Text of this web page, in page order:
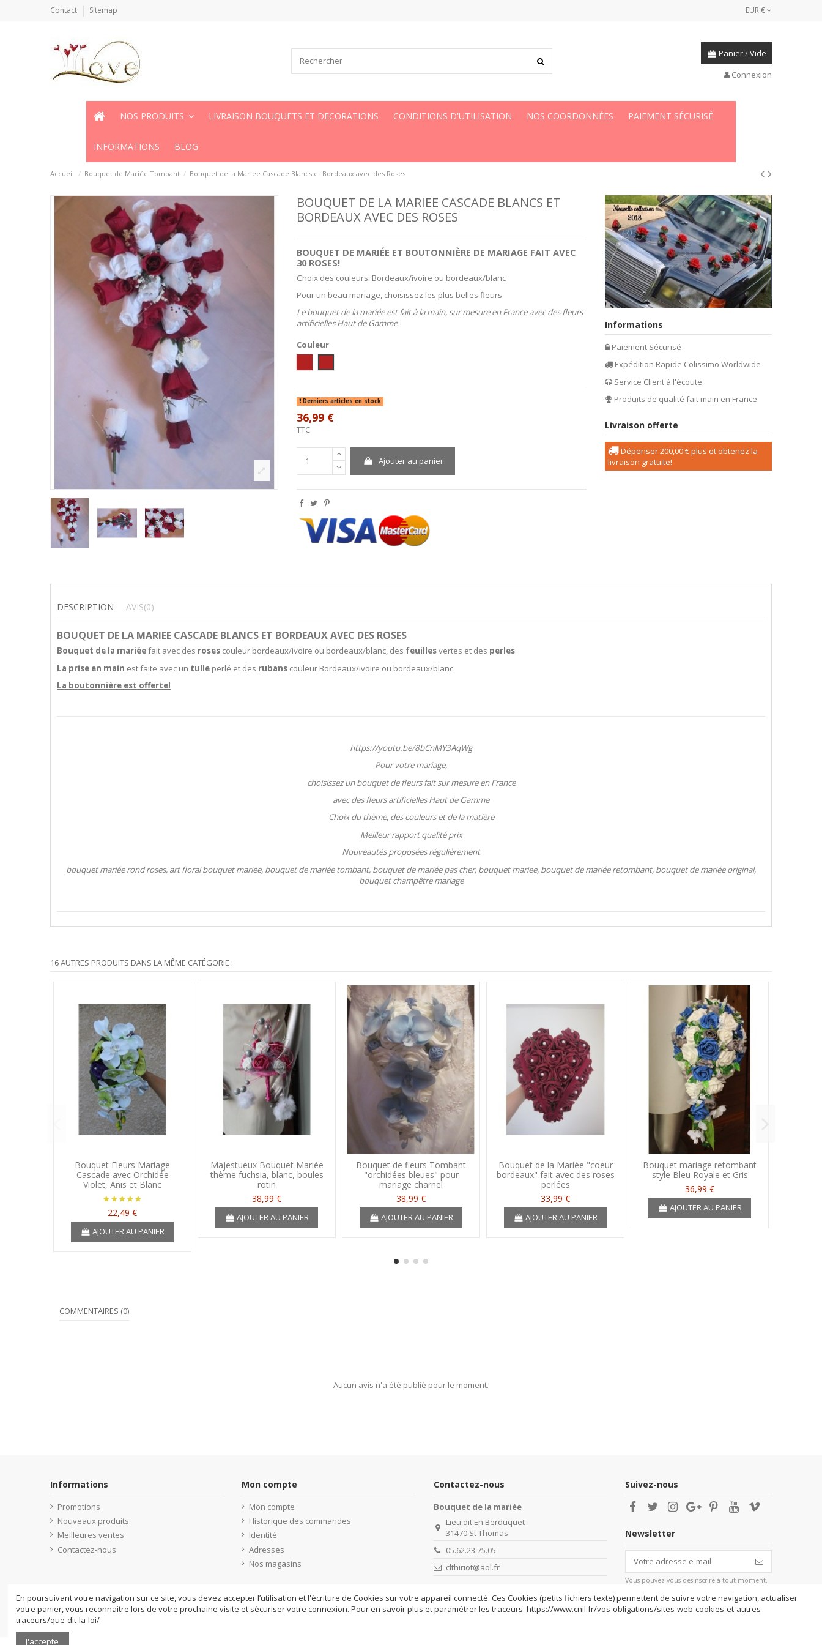
Contact Sitemap EUR €
Panier/Vide
Connexion
NOS PRODUITS LIVRAISON BOUQUETS ET DECORATIONS CONDITIONS D'UTILISATION NOS COORDONNÉES PAIEMENT SÉCURISÉ
INFORMATIONS BLOG
Accueil Bouquet de Mariée Tombant Bouquet de la Mariee Cascade Blancs et Bordeaux avec des Roses
BOUQUET DE LA MARIEE CASCADE BLANCS ET
BORDEAUX AVEC DES ROSES
BOUQUET DE MARIÉE ET BOUTONNIÈRE DE MARIAGE FAIT AVEC
30 ROSES!
Choix des couleurs: Bordeaux/ivoire ou bordeaux/blanc
Pour un beau mariage, choisissez les plus belles fleurs
Le bouquet de la mariée est fait à la main, sur mesure en France avec des fleurs
artificielles Haut de Gamme
Couleur
Derniers articles en stock
36,99 €
TTC
Ajouter au panier
Informations
Paiement Sécurisé
Expédition Rapide Colissimo Worldwide
Service Client à l'écoute
Produits de qualité fait main en France
Livraison offerte
Dépenser200,00 €plus et obtenez la
livraison gratuite!
DESCRIPTION AVIS(0)
BOUQUET DE LA MARIEE CASCADE BLANCS ET BORDEAUX AVEC DES ROSES
Bouquet de la mariéefait avec des roses couleur bordeaux/ivoire ou bordeaux/blanc, des feuillesvertes et des perles.
La prise en main est faite avec un tulle perlé et des rubans couleur Bordeaux/ivoire ou bordeaux/blanc.
La boutonnière est offerte!
https://youtu.be/8bCnMY3AqWg
Pour votre mariage,
choisissez un bouquet de fleurs fait sur mesure en France
avec des fleurs artificielles Haut de Gamme
Choix du thème, des couleurs et de la matière
Meilleur rapport qualité prix
Nouveautés proposées régulièrement
bouquet mariée rond roses, art floral bouquet mariee, bouquet de mariée tombant, bouquet de mariée pas cher, bouquet mariee, bouquet de mariée retombant, bouquet de mariée original,
bouquet champêtre mariage
16 AUTRES PRODUITS DANS LA MÊME CATÉGORIE :
Bouquet Fleurs Mariage
Cascade avec Orchidée
Violet, Anis et Blanc
22,49 €
AJOUTER AU PANIER
Majestueux Bouquet Mariée
thème fuchsia, blanc, boules
rotin
38,99 €
AJOUTER AU PANIER
Bouquet de fleurs Tombant
"orchidées bleues" pour
mariage charnel
38,99 €
AJOUTER AU PANIER
Bouquet de la Mariée "coeur
bordeaux" fait avec des roses
perlées
33,99 €
AJOUTER AU PANIER
Bouquet mariage retombant
style Bleu Royale et Gris
36,99 €
AJOUTER AU PANIER
COMMENTAIRES (0)
Aucun avis n'a été publié pour le moment.
Informations
Promotions
Nouveaux produits
Meilleures ventes
Contactez-nous
Mon compte
Mon compte
Historique des commandes
Identité
Adresses
Nos magasins
Contactez-nous
Bouquet de la mariée
Lieu dit En Berduquet
31470 St Thomas
05.62.23.75.05
clthiriot@aol.fr
Suivez-nous
Newsletter
Vous pouvez vous désinscrire à tout moment.
contact dans les conditions d'utilisation du
site.
En poursuivant votre navigation sur ce site, vous devez accepter l’utilisation et l'écriture de Cookies sur votre appareil connecté. Ces Cookies (petits fichiers texte) permettent de suivre votre navigation, actualiser
votre panier, vous reconnaitre lors de votre prochaine visite et sécuriser votre connexion. Pour en savoir plus et paramétrer les traceurs: https://www.cnil.fr/vos-obligations/sites-web-cookies-et-autres-
traceurs/que-dit-la-loi/
J'accepte